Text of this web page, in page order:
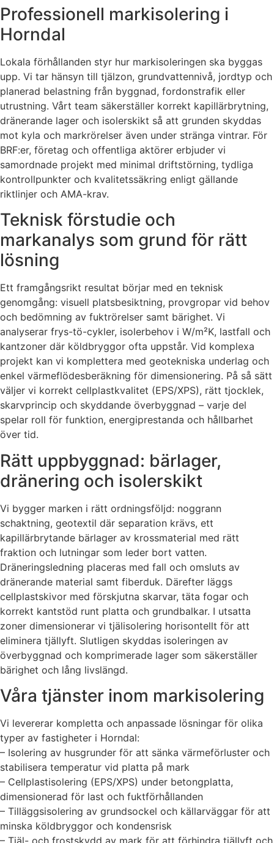
Professionell markisolering i
Horndal
Lokala förhållanden styr hur markisoleringen ska byggas
upp. Vi tar hänsyn till tjälzon, grundvattennivå, jordtyp och
planerad belastning från byggnad, fordonstrafik eller
utrustning. Vårt team säkerställer korrekt kapillärbrytning,
dränerande lager och isolerskikt så att grunden skyddas
mot kyla och markrörelser även under stränga vintrar. För
BRF:er, företag och offentliga aktörer erbjuder vi
samordnade projekt med minimal driftstörning, tydliga
kontrollpunkter och kvalitetssäkring enligt gällande
riktlinjer och AMA-krav.
Teknisk förstudie och
markanalys som grund för rätt
lösning
Ett framgångsrikt resultat börjar med en teknisk
genomgång: visuell platsbesiktning, provgropar vid behov
och bedömning av fuktrörelser samt bärighet. Vi
analyserar frys-tö-cykler, isolerbehov i W/m²K, lastfall och
kantzoner där köldbryggor ofta uppstår. Vid komplexa
projekt kan vi komplettera med geotekniska underlag och
enkel värmeflödesberäkning för dimensionering. På så sätt
väljer vi korrekt cellplastkvalitet (EPS/XPS), rätt tjocklek,
skarvprincip och skyddande överbyggnad – varje del
spelar roll för funktion, energiprestanda och hållbarhet
över tid.
Rätt uppbyggnad: bärlager,
dränering och isolerskikt
Vi bygger marken i rätt ordningsföljd: noggrann
schaktning, geotextil där separation krävs, ett
kapillärbrytande bärlager av krossmaterial med rätt
fraktion och lutningar som leder bort vatten.
Dräneringsledning placeras med fall och omsluts av
dränerande material samt fiberduk. Därefter läggs
cellplastskivor med förskjutna skarvar, täta fogar och
korrekt kantstöd runt platta och grundbalkar. I utsatta
zoner dimensionerar vi tjälisolering horisontellt för att
eliminera tjällyft. Slutligen skyddas isoleringen av
överbyggnad och komprimerade lager som säkerställer
bärighet och lång livslängd.
Våra tjänster inom markisolering
Vi levererar kompletta och anpassade lösningar för olika
typer av fastigheter i Horndal:
– Isolering av husgrunder för att sänka värmeförluster och
stabilisera temperatur vid platta på mark
– Cellplastisolering (EPS/XPS) under betongplatta,
dimensionerad för last och fuktförhållanden
– Tilläggsisolering av grundsockel och källarväggar för att
minska köldbryggor och kondensrisk
– Tjäl- och frostskydd av mark för att förhindra tjällyft och